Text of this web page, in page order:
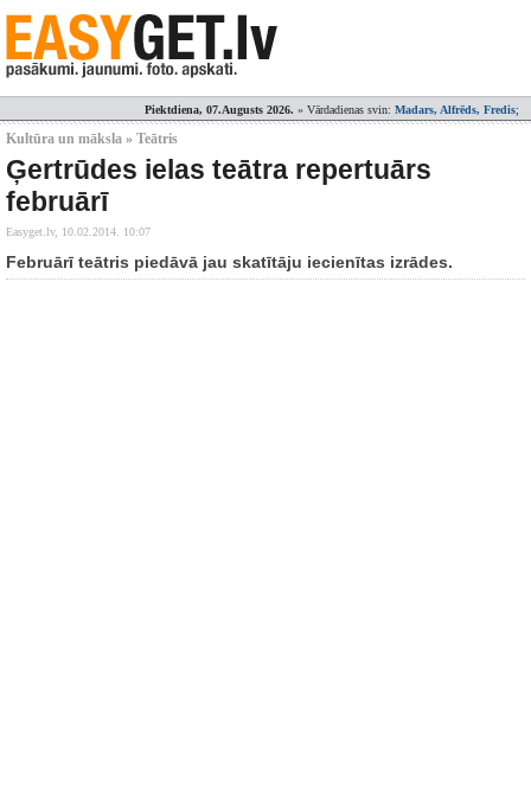
Piektdiena, 07.Augusts 2026. » Vārdadienas svin: Madars, Alfrēds, Fredis;
Kultūra un māksla » Teātris
Ģertrūdes ielas teātra repertuārs
februārī
Easyget.lv, 10.02.2014. 10:07
Februārī teātris piedāvā jau skatītāju iecienītas izrādes.